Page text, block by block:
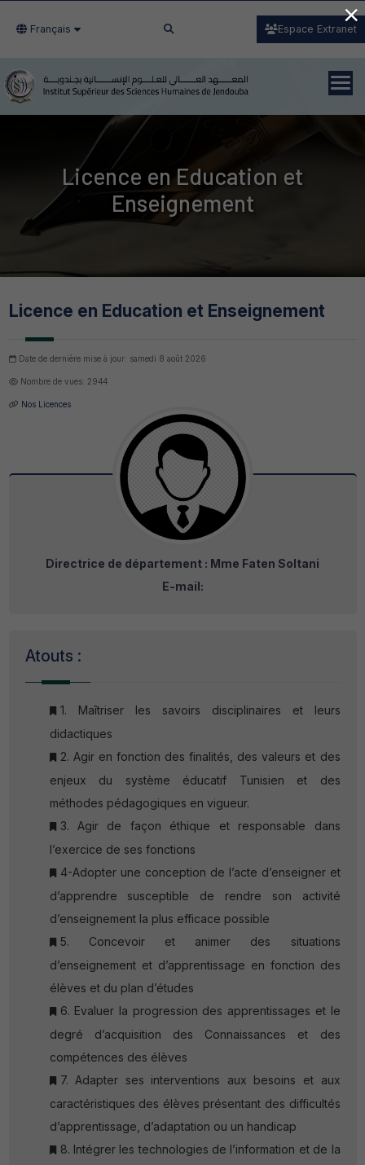
Français Espace Extranet
Licence en Education et
Enseignement
Licence en Education et Enseignement
Date de dernière mise à jour: samedi 8 août 2026
Nombre de vues: 2944
Nos Licences
Directrice de département : Mme Faten Soltani
E-mail:
Atouts :
1. Maîtriser les savoirs disciplinaires et leurs
didactiques
2. Agir en fonction des finalités, des valeurs et des
enjeux du système éducatif Tunisien et des
méthodes pédagogiques en vigueur.
3. Agir de façon éthique et responsable dans
l’exercice de ses fonctions
4-Adopter une conception de l’acte d’enseigner et
d’apprendre susceptible de rendre son activité
d’enseignement la plus efficace possible
5. Concevoir et animer des situations
d’enseignement et d’apprentissage en fonction des
élèves et du plan d’études
6. Evaluer la progression des apprentissages et le
degré d’acquisition des Connaissances et des
compétences des élèves
7. Adapter ses interventions aux besoins et aux
caractéristiques des élèves présentant des difficultés
d’apprentissage, d’adaptation ou un handicap
8. Intégrer les technologies de l’information et de la
×